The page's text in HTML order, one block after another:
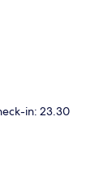
in: 23.30